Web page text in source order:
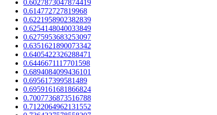
0.6027873047874419
0.614772727819968
0.6221958902382839
0.6254148040033849
0.6275953683253097
0.6351621890073342
0.6405422326288471
0.6446671117701598
0.6894084099436101
0.695617399581489
0.6959161681866824
0.7007736873516788
0.7122064962131552